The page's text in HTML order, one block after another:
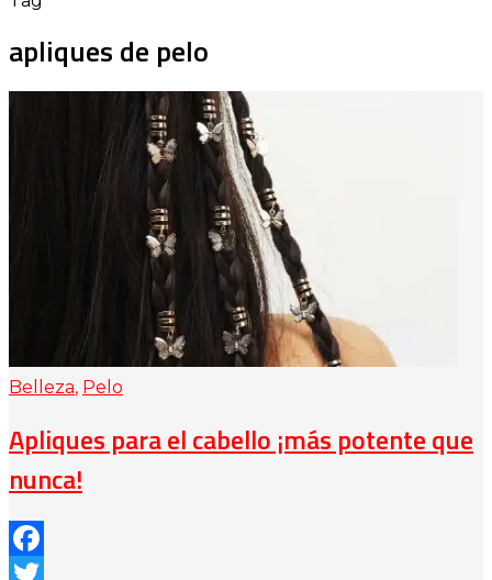
apliques de pelo
Belleza, Pelo
Apliques para el cabello ¡más potente que
nunca!
Facebook